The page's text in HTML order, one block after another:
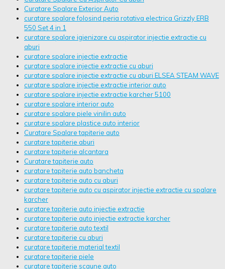
Curatare Spalare Exterior Auto
curatare spalare folosind peria rotativa electrica Grizzly ERB
550 Set 4 in 1
curatare spalare igienizare cu aspirator injectie extractie cu
aburi
curatare spalare injectie extractie
curatare spalare injectie extractie cu aburi
curatare spalare injectie extractie cu aburi ELSEA STEAM WAVE
curatare spalare injectie extractie interior auto
curatare spalare injectie extractie karcher 5100
curatare spalare interior auto
curatare spalare piele vinilin auto
curatare spalare plastice auto interior
Curatare Spalare tapiterie auto
curatare tapiterie aburi
curatare tapiterie alcantara
Curatare tapiterie auto
curatare tapiterie auto bancheta
curatare tapiterie auto cu aburi
curatare tapiterie auto cu aspirator injectie extractie cu spalare
karcher
curatare tapiterie auto injectie extractie
curatare tapiterie auto injectie extractie karcher
curatare tapiterie auto textil
curatare tapiterie cu aburi
curatare tapiterie material textil
curatare tapiterie piele
curatare tapiterie scaune auto